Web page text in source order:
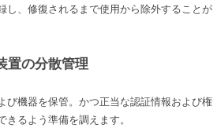
し、修復されるまで使用から除外することが
置の分散管理
び機器を保管。かつ正当な認証情報および権
るよう準備を調えます。